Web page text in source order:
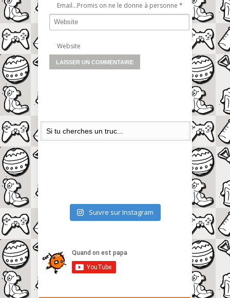
Email...Promis on ne le donne à personne *
Website
Suivre sur Instagram